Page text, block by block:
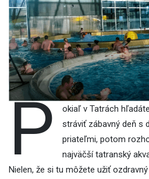
P
okiaľ v Tatrách
stráviť zábavný deň s
priateľmi, potom
najväčší tatranský
Nielen, že si tu môžete užiť